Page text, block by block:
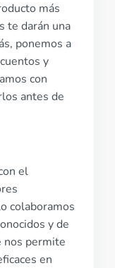
más
te darán una
ponemos a
y
con
antes de
el
colaboramos
y de
nos permite
en